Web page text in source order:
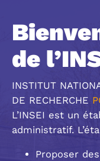
de
INSTITUT
DE RECHERCHE
L’INSEI est un
administratif.
Proposer